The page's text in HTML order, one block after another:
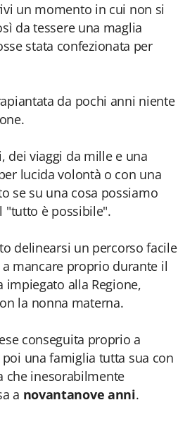
un momento in cui non si
da tessere una maglia
stata confezionata per
da pochi anni niente
dei viaggi da mille e una
lucida volontà o con una
se su una cosa possiamo
"tutto è possibile".
delinearsi un percorso facile
mancare proprio durante il
impiegato alla Regione,
la nonna materna.
conseguita proprio a
una famiglia tutta sua con
che inesorabilmente
a novantanove anni.